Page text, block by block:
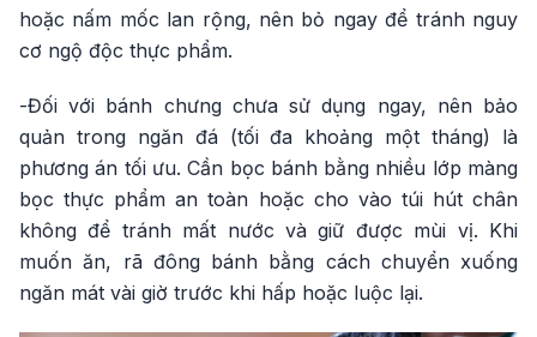
hoặc nấm mốc lan rộng, nên bỏ ngay để tránh nguy
cơ ngộ độc thực phẩm.
-Đối với bánh chưng chưa sử dụng ngay, nên bảo
quản trong ngăn đá (tối đa khoảng một tháng) là
phương án tối ưu. Cần bọc bánh bằng nhiều lớp màng
bọc thực phẩm an toàn hoặc cho vào túi hút chân
không để tránh mất nước và giữ được mùi vị. Khi
muốn ăn, rã đông bánh bằng cách chuyển xuống
ngăn mát vài giờ trước khi hấp hoặc luộc lại.